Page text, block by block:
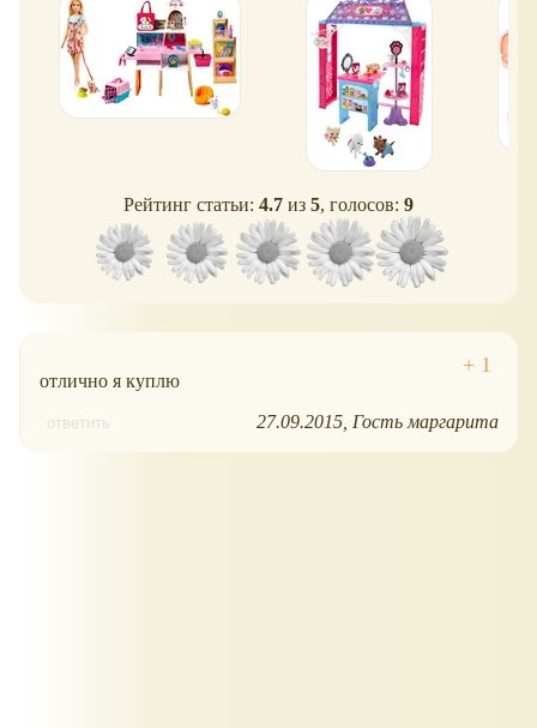
Рейтинг статьи: 4.7 из 5, голосов: 9
отлично я куплю
ответить 27.09.2015 Гость маргарита